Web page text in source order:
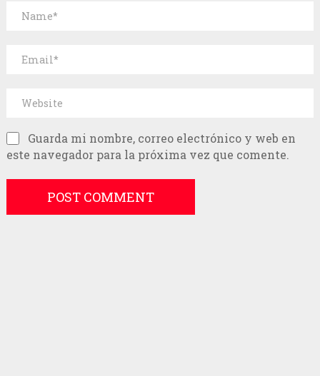
Guarda mi nombre, correo electrónico y web en
este navegador para la próxima vez que comente.